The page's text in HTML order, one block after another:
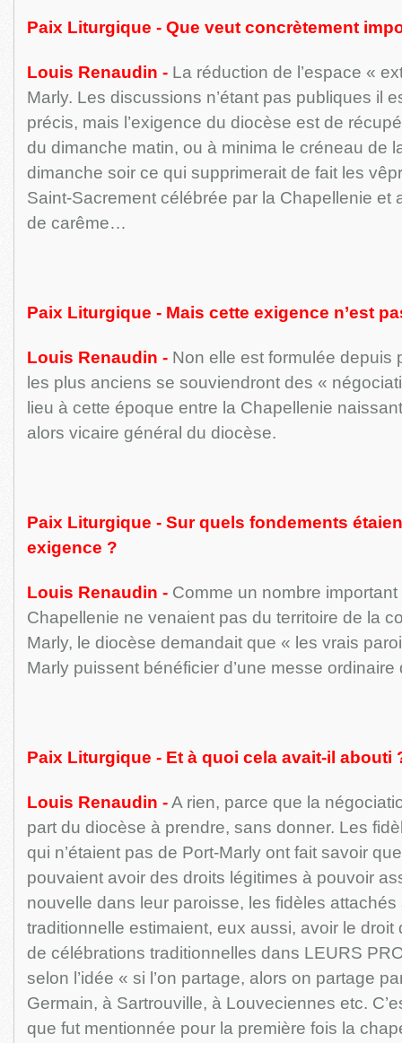
Paix Liturgique - Que veut concrètement
Louis Renaudin -La réduction de l’espace «
Marly. Les discussions n’étant pas publiques il
précis, mais l’exigence du diocèse est de
du dimanche matin, ou à minima le créneau de
dimanche soir ce qui supprimerait de fait les
Saint-Sacrement célébrée par la Chapellenie et
de carême…
Paix Liturgique - Mais cette exigence n’est
Louis Renaudin -Non elle est formulée depuis
les plus anciens se souviendront des «
lieu à cette époque entre la Chapellenie
alors vicaire général du diocèse.
Paix Liturgique - Sur quels fondements
exigence ?
Louis Renaudin -Comme un nombre important
Chapellenie ne venaient pas du territoire de la
Marly, le diocèse demandait que « les vrais
Marly puissent bénéficier d’une messe
Paix Liturgique - Et à quoi cela avait-il abouti
Louis Renaudin -A rien, parce que la
part du diocèse à prendre, sans donner. Les
qui n’étaient pas de Port-Marly ont fait savoir
pouvaient avoir des droits légitimes à pouvoir
nouvelle dans leur paroisse, les fidèles attachés
traditionnelle estimaient, eux aussi, avoir le droit
de célébrations traditionnelles dans LEURS
selon l’idée « si l’on partage, alors on partage
Germain, à Sartrouville, à Louveciennes etc.
que fut mentionnée pour la première fois la